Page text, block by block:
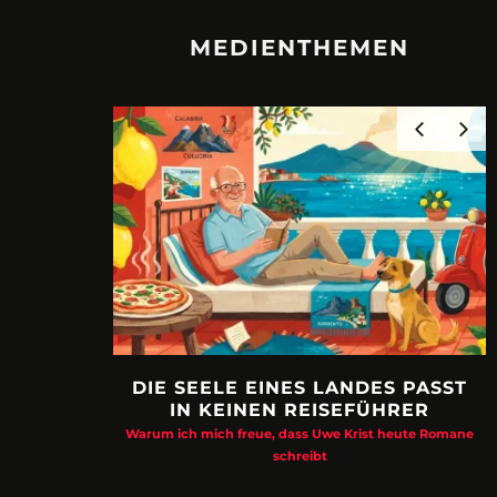
MEDIENTHEMEN
DIE SEELE EINES LANDES PASST
IN KEINEN REISEFÜHRER
Warum ich mich freue, dass Uwe Krist heute Romane
schreibt